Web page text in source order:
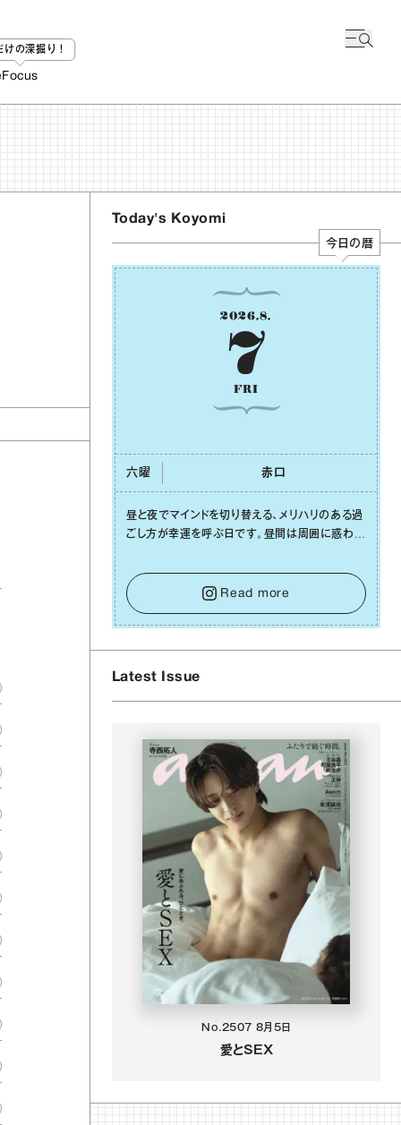
けの深掘り！
Focus
Today's Koyomi
今日の暦
2026.8.
7
FRI
六曜 ⾚⼝
昼と夜でマインドを切り替える、メリハリのある過
ごし⽅が幸運を呼ぶ⽇です。昼間は周囲に惑わさ
をキープして。そして夜は、疲れや寂しさから⽢
い⾔葉に流されないよう、⼼にしっかりブレーキ
をかけること。この意識の切り替えが、あなたに
確かな安⼼感をもたらすはずです。
Read more
Latest Issue
No.2507 8月5日
愛とSEX